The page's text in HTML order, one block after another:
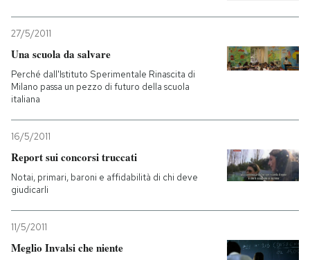
Entra
27/5/2011
Una scuola da salvare
Perché dall'Istituto Sperimentale Rinascita di
Milano passa un pezzo di futuro della scuola
italiana
16/5/2011
Report sui concorsi truccati
Notai, primari, baroni e affidabilità di chi deve
giudicarli
11/5/2011
Meglio Invalsi che niente